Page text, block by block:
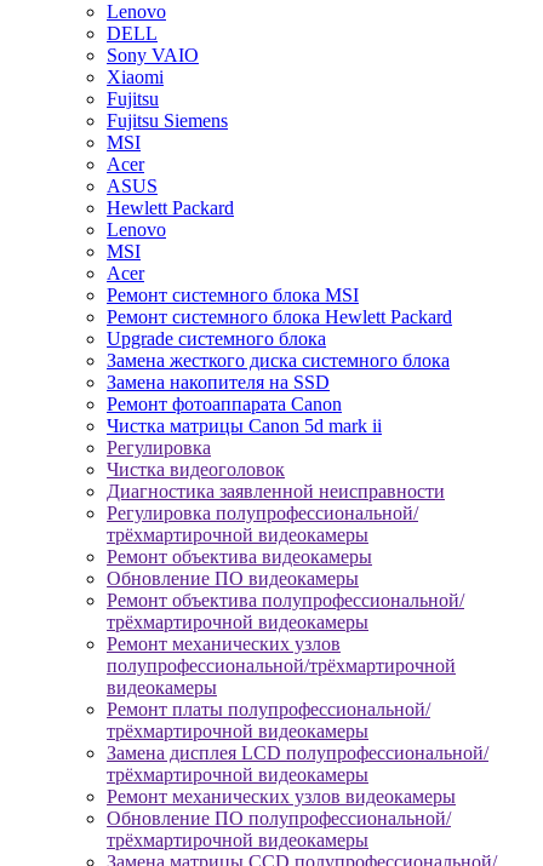
Lenovo
DELL
Sony VAIO
Xiaomi
Fujitsu
Fujitsu Siemens
MSI
Acer
ASUS
Hewlett Packard
Lenovo
MSI
Acer
Ремонт системного блока MSI
Ремонт системного блока Hewlett Packard
Upgrade системного блока
Замена жесткого диска системного блока
Замена накопителя на SSD
Ремонт фотоаппарата Canon
Чистка матрицы Canon 5d mark ii
Регулировка
Чистка видеоголовок
Диагностика заявленной неисправности
Регулировка полупрофессиональной/
трёхмартирочной видеокамеры
Ремонт объектива видеокамеры
Обновление ПО видеокамеры
Ремонт объектива полупрофессиональной/
трёхмартирочной видеокамеры
Ремонт механических узлов
полупрофессиональной/трёхмартирочной
видеокамеры
Ремонт платы полупрофессиональной/
трёхмартирочной видеокамеры
Замена дисплея LCD полупрофессиональной/
трёхмартирочной видеокамеры
Ремонт механических узлов видеокамеры
Обновление ПО полупрофессиональной/
трёхмартирочной видеокамеры
Замена матрицы CCD полупрофессиональной/